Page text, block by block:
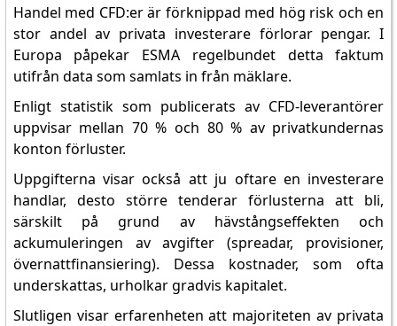
Handel med CFD:er är förknippad med hög risk och en
stor andel av privata investerare förlorar pengar. I
Europa påpekar ESMA regelbundet detta faktum
utifrån data som samlats in från mäklare.
Enligt statistik som publicerats av CFD-leverantörer
uppvisar mellan 70 % och 80 % av privatkundernas
konton förluster.
Uppgifterna visar också att ju oftare en investerare
handlar, desto större tenderar förlusterna att bli,
särskilt på grund av hävstångseffekten och
ackumuleringen av avgifter (spreadar, provisioner,
övernattfinansiering). Dessa kostnader, som ofta
underskattas, urholkar gradvis kapitalet.
Slutligen visar erfarenheten att majoriteten av privata